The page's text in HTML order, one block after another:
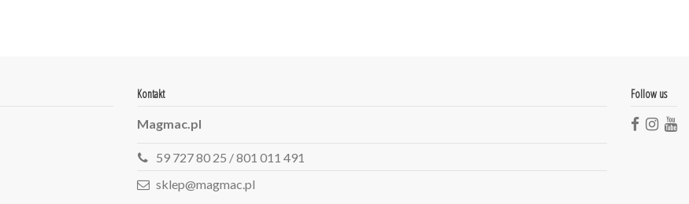
Kontakt
Magmac.pl
59 727 80 25 / 801 011 491
sklep@magmac.pl
Follow us